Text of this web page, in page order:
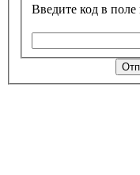
Введите код в